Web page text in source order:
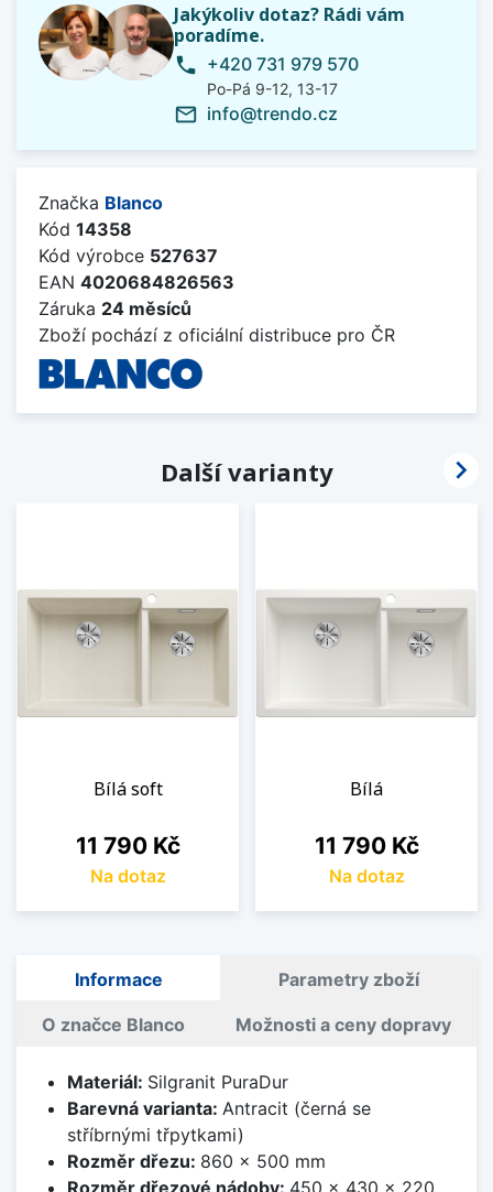
Jakýkoliv dotaz? Rádi vám
poradíme.
phone +420 731 979 570
Po-Pá 9-12, 13-17
mail_outline info@trendo.cz
Značka Blanco
Kód 14358
Kód výrobce 527637
EAN 4020684826563
Záruka 24 měsíců
Zboží pochází z oficiální distribuce pro ČR
Další varianty
Bílá soft
Cena
11 790 Kč
Na dotaz
Bílá
Cena
11 790 Kč
Na dotaz

Informace Parametry zboží
O značce Blanco Možnosti a ceny dopravy
Materiál: Silgranit PuraDur
Barevná varianta: Antracit (černá se
stříbrnými třpytkami)
Rozměr dřezu: 860 x 500 mm
Rozměr dřezové nádoby: 450 x 430 x 220